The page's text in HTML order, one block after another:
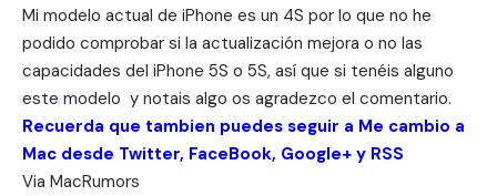
Mi modelo actual de iPhone es un 4S por lo que no he
podido comprobar si la actualización mejora o no las
capacidades del iPhone 5S o 5S, así que si tenéis alguno
este modelo y notais algo os agradezco el comentario.
Recuerda que tambien puedes seguir a Me cambio a
Mac desde Twitter, FaceBook, Google+ y RSS
Via MacRumors